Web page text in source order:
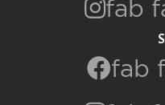
fab
fab